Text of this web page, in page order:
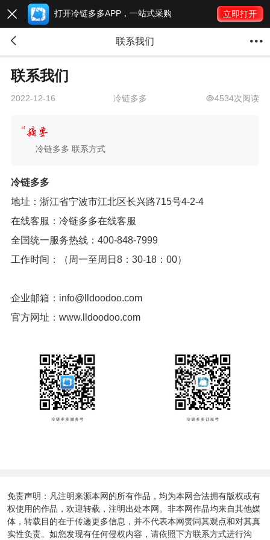
 打开冷链多多APP，一站式采购 立即打开
 联系我们 
联系我们
2022-12-16 冷链多多 4534次阅读
冷链多多 联系方式
冷链多多
地址： 浙江省宁波市江北区长兴路715号4-2-4
在线客服：冷链多多在线客服
全国统一服务热线：400-848-7999
工作时间：（周一至周日8：30-18：00）
企业邮箱：info@lldoodoo.com
官方网址：www.lldoodoo.com
免责声明：凡注明来源本网的所有作品，均为本网合法拥有版权或有
权使用的作品，欢迎转载，注明出处本网。非本网作品均来自其他媒
体，转载目的在于传递更多信息，并不代表本网赞同其观点和对其真
实性负责。如您发现有任何侵权内容，请依照下方联系方式进行沟